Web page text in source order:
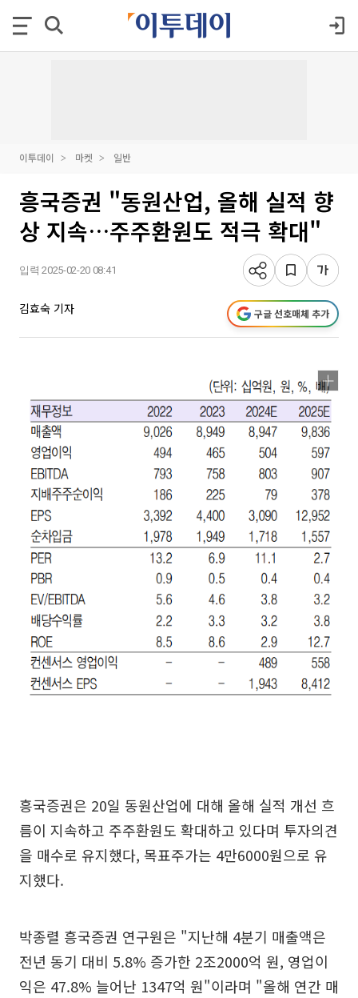
이투데이 마켓 일반
흥국증권 "동원산업, 올해 실적 향
상 지속…주주환원도 적극 확대"
입력 2025-02-20 08:41
김효숙 기자 구글 선호매체 추가
흥국증권은 20일 동원산업에 대해 올해 실적 개선 흐
름이 지속하고 주주환원도 확대하고 있다며 투자의견
을 매수로 유지했다, 목표주가는 4만6000원으로 유
지했다.
박종렬 흥국증권 연구원은 "지난해 4분기 매출액은
전년 동기 대비 5.8% 증가한 2조2000억 원, 영업이
익은 47.8% 늘어난 1347억 원"이라며 "올해 연간 매